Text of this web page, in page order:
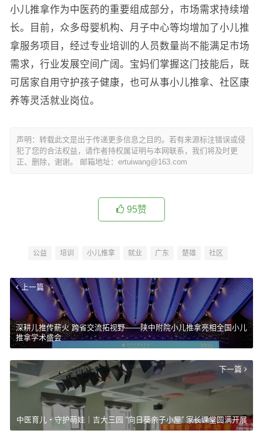
小儿推拿作为中医药的重要组成部分，市场需求持续增
长。目前，众多母婴机构、月子中心等均增加了小儿推
拿服务项目，经过专业培训的人员数量尚不能满足市场
需求，行业发展空间广阔。宝妈们掌握这门技能后，既
可居家自用守护孩子健康，也可从事小儿推拿、社区康
养等灵活就业岗位。
声明：转载此文是出于传递更多信息之目的。若有来源标注错误或侵
犯了您的合法权益，请作者持权属证明与本网联系，我们将及时更
正、删除，谢谢。 邮箱地址：ertuiwang@163.com
95赞
公益 培训 小儿推拿 就业 广东 楚雄 社区
上一篇
深耕儿推传薪火 跨省交流拓视野——陕中附院小儿推拿亮相全国小儿
推拿学术盛会
下一篇
中医育儿・守护萌娃｜吉大三园 “向日葵亲子小屋” 家长课堂圆满开展